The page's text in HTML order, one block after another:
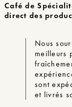
Café de
direct des
Nous
meilleurs
sont
et livrés